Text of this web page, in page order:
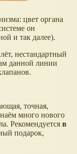
цвет органа
он
и так далее).
нестандартный
данной линии
точная,
много нового
Рекомендуется в
подарок,